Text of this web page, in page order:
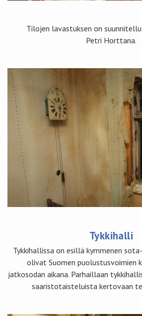
Tilojen lavastuksen on
Petri Horttana.
Tykkihalli
Tykkihallissa on esillä kymmenen
olivat Suomen puolustusvoimien
jatkosodan aikana. Parhaillaan
saaristotaisteluista kertovaan